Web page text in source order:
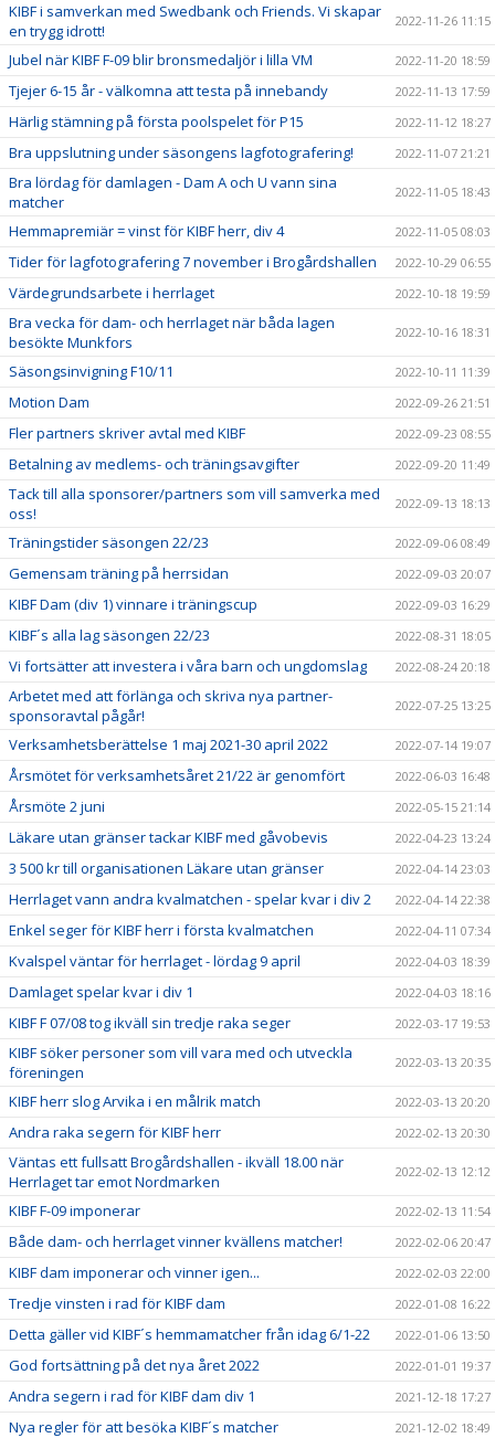
KIBF i samverkan med Swedbank och Friends. Vi skapar
en trygg idrott!
2022-11-26 11:15
Jubel när KIBF F-09 blir bronsmedaljör i lilla VM 2022-11-20 18:59
Tjejer 6-15 år - välkomna att testa på innebandy 2022-11-13 17:59
Härlig stämning på första poolspelet för P15 2022-11-12 18:27
Bra uppslutning under säsongens lagfotografering! 2022-11-07 21:21
Bra lördag för damlagen - Dam A och U vann sina
matcher
2022-11-05 18:43
Hemmapremiär = vinst för KIBF herr, div 4 2022-11-05 08:03
Tider för lagfotografering 7 november i Brogårdshallen 2022-10-29 06:55
Värdegrundsarbete i herrlaget 2022-10-18 19:59
Bra vecka för dam- och herrlaget när båda lagen
besökte Munkfors
2022-10-16 18:31
Säsongsinvigning F10/11 2022-10-11 11:39
Motion Dam 2022-09-26 21:51
Fler partners skriver avtal med KIBF 2022-09-23 08:55
Betalning av medlems- och träningsavgifter 2022-09-20 11:49
Tack till alla sponsorer/partners som vill samverka med
oss!
2022-09-13 18:13
Träningstider säsongen 22/23 2022-09-06 08:49
Gemensam träning på herrsidan 2022-09-03 20:07
KIBF Dam (div 1) vinnare i träningscup 2022-09-03 16:29
KIBF´s alla lag säsongen 22/23 2022-08-31 18:05
Vi fortsätter att investera i våra barn och ungdomslag 2022-08-24 20:18
Arbetet med att förlänga och skriva nya partner-
sponsoravtal pågår!
2022-07-25 13:25
Verksamhetsberättelse 1 maj 2021-30 april 2022 2022-07-14 19:07
Årsmötet för verksamhetsåret 21/22 är genomfört 2022-06-03 16:48
Årsmöte 2 juni 2022-05-15 21:14
Läkare utan gränser tackar KIBF med gåvobevis 2022-04-23 13:24
3 500 kr till organisationen Läkare utan gränser 2022-04-14 23:03
Herrlaget vann andra kvalmatchen - spelar kvar i div 2 2022-04-14 22:38
Enkel seger för KIBF herr i första kvalmatchen 2022-04-11 07:34
Kvalspel väntar för herrlaget - lördag 9 april 2022-04-03 18:39
Damlaget spelar kvar i div 1 2022-04-03 18:16
KIBF F 07/08 tog ikväll sin tredje raka seger 2022-03-17 19:53
KIBF söker personer som vill vara med och utveckla
föreningen
2022-03-13 20:35
KIBF herr slog Arvika i en målrik match 2022-03-13 20:20
Andra raka segern för KIBF herr 2022-02-13 20:30
Väntas ett fullsatt Brogårdshallen - ikväll 18.00 när
Herrlaget tar emot Nordmarken
2022-02-13 12:12
KIBF F-09 imponerar 2022-02-13 11:54
Både dam- och herrlaget vinner kvällens matcher! 2022-02-06 20:47
KIBF dam imponerar och vinner igen... 2022-02-03 22:00
Tredje vinsten i rad för KIBF dam 2022-01-08 16:22
Detta gäller vid KIBF´s hemmamatcher från idag 6/1-22 2022-01-06 13:50
God fortsättning på det nya året 2022 2022-01-01 19:37
Andra segern i rad för KIBF dam div 1 2021-12-18 17:27
Nya regler för att besöka KIBF´s matcher 2021-12-02 18:49